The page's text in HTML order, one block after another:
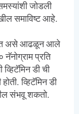
जोडली
समाविष्ट आहे.
असे आढळून आले
नॅनोग्राम प्रति
व्हिटॅमिन डी ची
व्हिटॅमिन डी
संभवू शकतो.